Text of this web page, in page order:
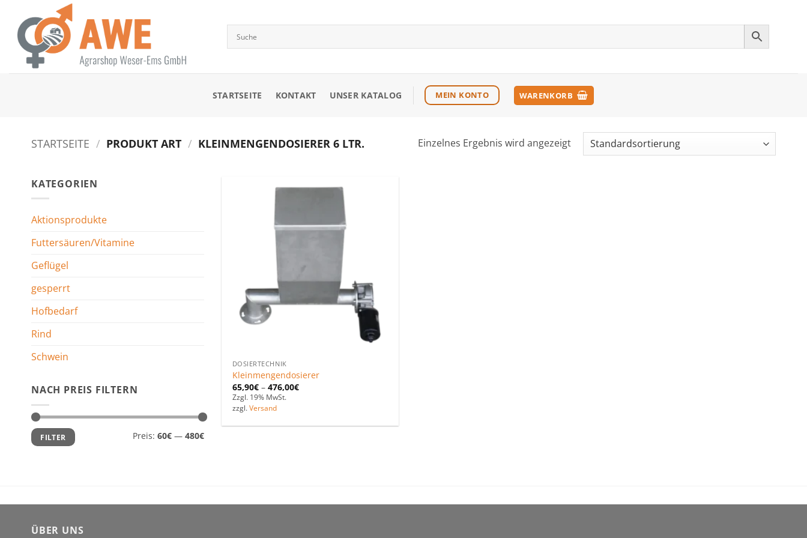
Inhalt
springen
STARTSEITE KONTAKT UNSER KATALOG MEIN KONTO WARENKORB
STARTSEITE / PRODUKT ART / KLEINMENGENDOSIERER 6 LTR. Einzelnes Ergebnis wird angezeigt
KATEGORIEN
Aktionsprodukte
Futtersäuren/Vitamine
Geflügel
gesperrt
Hofbedarf
Rind
Schwein
NACH PREIS FILTERN
Min.
Preis
Max.
Preis
FILTER Preis: 60€— 480€
DOSIERTECHNIK
Kleinmengendosierer
65,90€– 476,00€
Zzgl. 19% MwSt.
zzgl. Versand
ÜBER UNS